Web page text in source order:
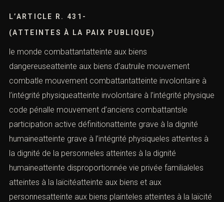
L’ARTICLE R. 431-
(ATTEINTES À LA PAIX PUBLIQUE)
le monde combattantatteinte aux biens
dangereuseatteinte aux biens d’autruile mouvement
combatle mouvement combattantatteinte involontaire à
l’intégrité physiqueatteinte involontaire à l’intégrité physique
code pénalle mouvement d’anciens combattantsle
participation active définitionatteinte grave à la dignité
humaineatteinte grave à l’intégrité physiqueles atteintes à
la dignité de la personneles atteintes à la dignité
humaineatteinte disproportionnée vie privée familialeles
atteintes à la laïcitéatteinte aux biens et aux
personnesatteinte aux biens plainteles atteintes à la laïcité